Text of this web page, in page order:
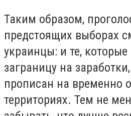
Таким образом,
предстоящих выборах
украинцы: и те,
заграницу на
прописан на временно
территориях. Тем не